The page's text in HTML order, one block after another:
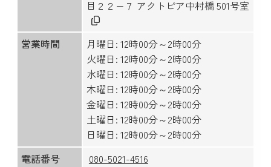
目２２−７ アクトピア中村橋 501号室
営業時間
月曜日: 12時00分～2時00分
火曜日: 12時00分～2時00分
水曜日: 12時00分～2時00分
木曜日: 12時00分～2時00分
金曜日: 12時00分～2時00分
土曜日: 12時00分～2時00分
日曜日: 12時00分～2時00分
電話番号
080-5021-4516